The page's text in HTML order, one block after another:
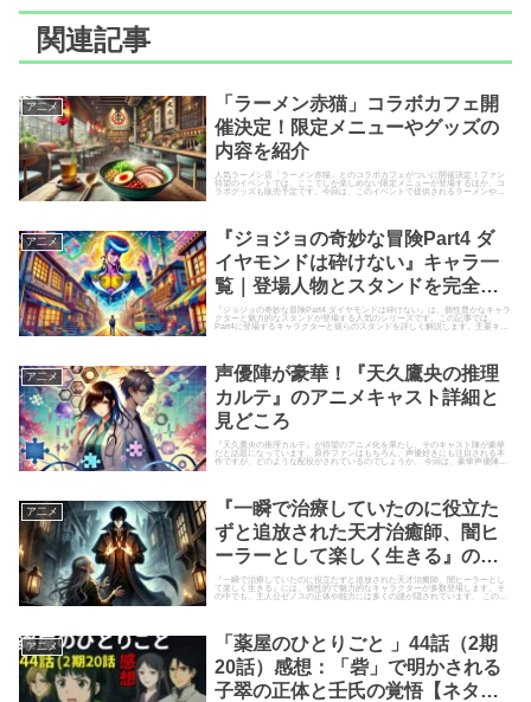
関連記事
ア二メ
「ラーメン赤猫」コラボカフェ開
催決定！限定メニューやグッズの
内容を紹介
人気ラーメン店「ラーメン赤猫」とのコラボカフェがついに開催決定！ファン
待望のイベントでは、ここでしか楽しめない限定メニューが登場するほか、コ
ラボグッズも販売予定です。今回は、このイベントで提供されるラーメンやサ
ア二メ
『ジョジョの奇妙な冒険Part4 ダ
イヤモンドは砕けない』キャラ一
覧｜登場人物とスタンドを完全解
説！
『ジョジョの奇妙な冒険Part4 ダイヤモンドは砕けない』は、個性豊かなキャラ
クターと魅力的なスタンドが登場する人気のシリーズです。この記事では、
Part4に登場するキャラクターと彼らのスタンドを詳しく解説します。主要キャ
ア二メ
声優陣が豪華！『天久鷹央の推理
カルテ』のアニメキャスト詳細と
見どころ
『天久鷹央の推理カルテ』が待望のアニメ化を果たし、そのキャスト陣が豪華
だと話題になっています。原作ファンはもちろん、声優好きにも注目される本
作ですが、どのような配役がされているのでしょうか。 今回は、豪華声優陣の
ア二メ
『一瞬で治療していたのに役立た
ずと追放された天才治癒師、闇ヒ
ーラーとして楽しく生きる』のキ
ャラクター紹介！ゼノスの正体と
は？
『一瞬で治療していたのに役立たずと追放された天才治癒師、闇ヒーラーとし
て楽しく生きる』には、個性的で魅力的なキャラクターが多数登場します。そ
の中でも、主人公ゼノスの正体や能力には多くの謎が隠されています。 この記
ア二メ
「薬屋のひとりごと 」44話（2期
20話）感想：「砦」で明かされる
子翠の正体と壬氏の覚悟【ネタバ